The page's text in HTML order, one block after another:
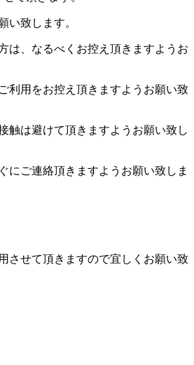
い致します。
は、なるべくお控え頂きますようお
利用をお控え頂きますようお願い致
触は避けて頂きますようお願い致し
にご連絡頂きますようお願い致しま
させて頂きますので宜しくお願い致